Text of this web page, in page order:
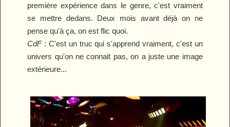
première expérience dans le genre, c'est vraiment
se mettre dedans. Deux mois avant déjà on ne
pense qu'à ça, on est flic quoi.
CdF :C'est un truc qui s'apprend vraiment, c'est un
univers qu'on ne connait pas, on a juste une image
extérieure...